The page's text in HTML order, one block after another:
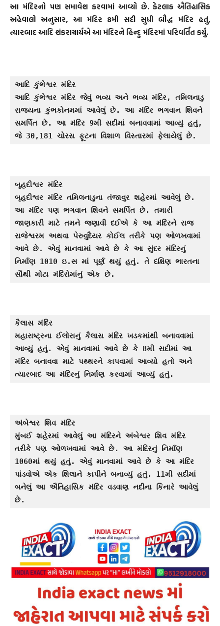
આ મંદિરનો પણ સમાવેશ કરવામાં આવ્યો છે. કેટલાક ઐતિહાસિક
અહેવાલો અનુસાર, આ મંદિર 8મી સદી સુધી બૌદ્ધ મંદિર હતું,
ત્યારબાદ આદિ શંકરાચાર્યએ આ મંદિરને હિન્દુ મંદિરમાં પરિવર્તિત કર્યું.
આદિ કુંભેશ્વર મંદિર
આદિ કુંભેશ્વર મંદિર જેવું ભવ્ય અને ભવ્ય મંદિર, તમિલનાડુ
રાજ્યના કુંભકોનમમાં આવેલું છે. આ મંદિર ભગવાન શિવને
સમર્પિત છે. આ મંદિર 9મી સદીમાં બનાવવામાં આવ્યું હતું,
જે 30,181 ચોરસ ફૂટના વિશાળ વિસ્તારમાં ફેલાયેલું છે.
બૃહદીશ્વર મંદિર
બૃહદીશ્વર મંદિર તમિલનાડુના તંજાવુર શહેરમાં આવેલું છે.
આ મંદિર પણ ભગવાન શિવને સમર્પિત છે. તમારી
જાણકારી માટે તમને જણાવી દઈએ કે આ મંદિરને રાજ
રાજેશ્વરમ અથવા પેરુવુદૈયર કોઈલ તરીકે પણ ઓળખવામાં
આવે છે. એવું માનવામાં આવે છે કે આ સુંદર મંદિરનું
નિર્માણ 1010 ઇ.સ માં પૂર્ણ થયું હતું. તે દક્ષિણ ભારતના
સૌથી મોટા મંદિરોમાંનું એક છે.
કૈલાસ મંદિર
મહારાષ્ટ્રના ઈલોરાનું કૈલાસ મંદિર ખડકમાંથી બનાવવામાં
આવ્યું હતું. એવું માનવામાં આવે છે કે 8મી સદીમાં આ
મંદિર બનાવવા માટે પથ્થરને કાપવામાં આવ્યો હતો અને
ત્યારબાદ આ મંદિરનું નિર્માણ કરવામાં આવ્યું હતું.
અંબેશ્વર શિવ મંદિર
મુંબઈ શહેરમાં આવેલું આ મંદિરને અંબેશ્વર શિવ મંદિર
તરીકે પણ ઓળખવામાં આવે છે. આ મંદિરનું નિર્માણ
1060માં થયું હતું. એવું માનવામાં આવે છે કે આ મંદિર
પાંડવોએ એક શિલાને કાપીને બનાવ્યું હતું. 11મી સદીમાં
બનેલું આ ઐતિહાસિક મંદિર વડવાણ નદીના કિનારે આવેલું
છે.